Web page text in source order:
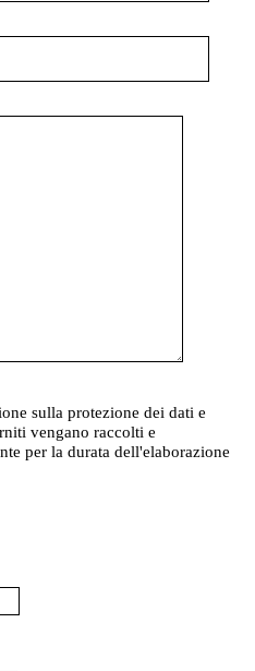
sulla protezione dei dati e
vengano raccolti e
per la durata dell'elaborazione